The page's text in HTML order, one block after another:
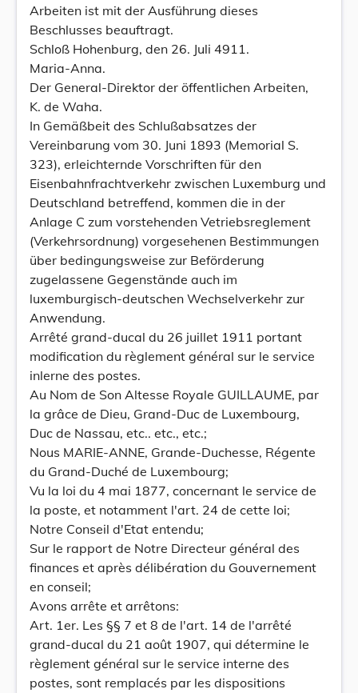
Arbeiten ist mit der Ausführung dieses
Beschlusses beauftragt.
Schloß Hohenburg, den 26. Juli 4911.
Maria-Anna.
Der General-Direktor der öffentlichen Arbeiten,
K. de Waha.
In Gemäßbeit des Schlußabsatzes der
Vereinbarung vom 30. Juni 1893 (Memorial S.
323), erleichternde Vorschriften für den
Eisenbahnfrachtverkehr zwischen Luxemburg und
Deutschland betreffend, kommen die in der
Anlage C zum vorstehenden Vetriebsreglement
(Verkehrsordnung) vorgesehenen Bestimmungen
über bedingungsweise zur Beförderung
zugelassene Gegenstände auch im
luxemburgisch-deutschen Wechselverkehr zur
Anwendung.
Arrêté grand-ducal du 26 juillet 1911 portant
modification du règlement général sur le service
inlerne des postes.
Au Nom de Son Altesse Royale GUILLAUME, par
la grâce de Dieu, Grand-Duc de Luxembourg,
Duc de Nassau, etc.. etc., etc.;
Nous MARIE-ANNE, Grande-Duchesse, Régente
du Grand-Duché de Luxembourg;
Vu la loi du 4 mai 1877, concernant le service de
la poste, et notamment l'art. 24 de cette loi;
Notre Conseil d'Etat entendu;
Sur le rapport de Notre Directeur général des
finances et après délibération du Gouvernement
en conseil;
Avons arrête et arrêtons:
Art. 1er. Les §§ 7 et 8 de l'art. 14 de l'arrêté
grand-ducal du 21 août 1907, qui détermine le
règlement général sur le service interne des
postes, sont remplacés par les dispositions